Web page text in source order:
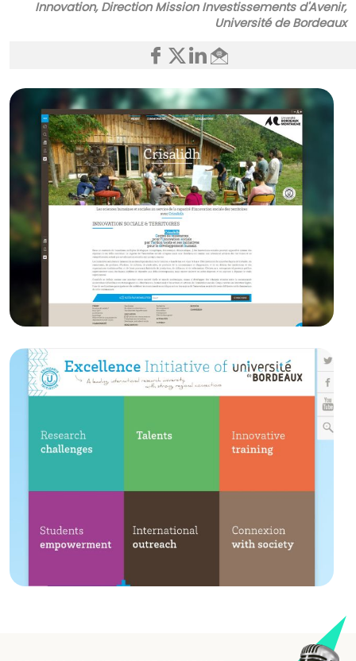
Innovation, Direction Mission Investissements d'Avenir,
Université de Bordeaux